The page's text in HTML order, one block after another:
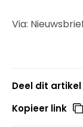
Via:
Deel dit artikel
Kopieer link